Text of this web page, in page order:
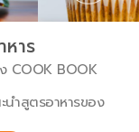
หาร
COOK BOOK
นำสูตรอาหารของ